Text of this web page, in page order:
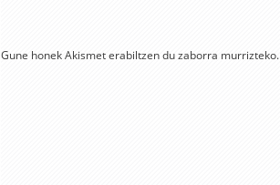
Gune honek Akismet erabiltzen du zaborra murrizteko.